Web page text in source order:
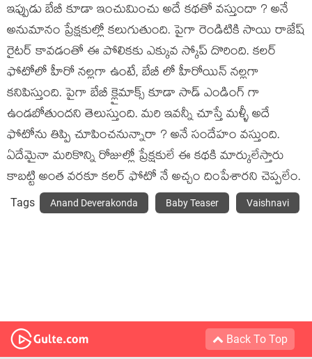
ఇప్పుడు బేబీ కూడా ఇంచుమించు అదే కథతో వస్తుందా ? అనే
అనుమానం ప్రేక్షకుల్లో కలుగుతుంది. పైగా రెండిటికి సాయి రాజేష్
రైటర్ కావడంతో ఈ పోలికకు ఎక్కువ స్కోప్ దొరింది. కలర్
ఫోటోలో హీరో నల్లగా ఉంటే, బేబీ లో హీరోయిన్ నల్లగా
కనిపిస్తుంది. పైగా బేబీ క్లైమాక్స్ కూడా సాడ్ ఎండింగ్ గా
ఉండబోతుందని తెలుస్తుంది. మరి ఇవన్నీ చూస్తే మళ్ళీ అదే
ఫోటోను తిప్పి చూపించనున్నారా ? అనే సందేహం వస్తుంది.
ఏదేమైనా మరికొన్ని రోజుల్లో ప్రేక్షకులే ఈ కథకి మార్కులేస్తారు
కాబట్టి అంత వరకూ కలర్ ఫోటో నే అచ్చం దింపేశారని చెప్పలేం.
Tags Anand Deverakonda Baby Teaser Vaishnavi
Back To Top